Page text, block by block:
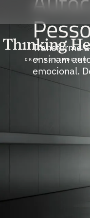
Transforme
ensinam
emocional.